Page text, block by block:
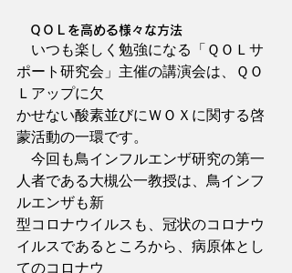
ＱＯＬを高める様々な方法
いつも楽しく勉強になる「ＱＯＬサ
ポート研究会」主催の講演会は、ＱＯ
Ｌアップに欠
かせない酸素並びにＷＯＸに関する啓
蒙活動の一環です。
今回も鳥インフルエンザ研究の第一
人者である大槻公一教授は、鳥インフ
ルエンザも新
型コロナウイルスも、冠状のコロナウ
イルスであるところから、病原体とし
てのコロナウ